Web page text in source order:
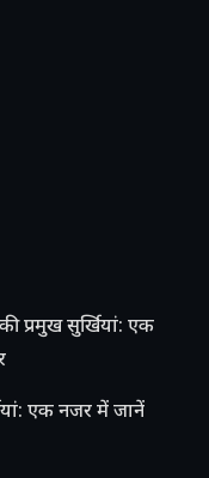
प्रमुख सुर्खियां: एक
एक नजर में जानें